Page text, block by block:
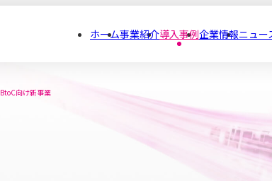
ホーム事業紹介導入事例企業情報ニュー
向け新事業